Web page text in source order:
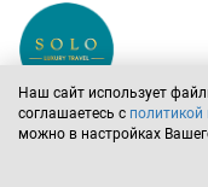
Наш сайт использует
соглашаетесь с политикой
можно в настройках